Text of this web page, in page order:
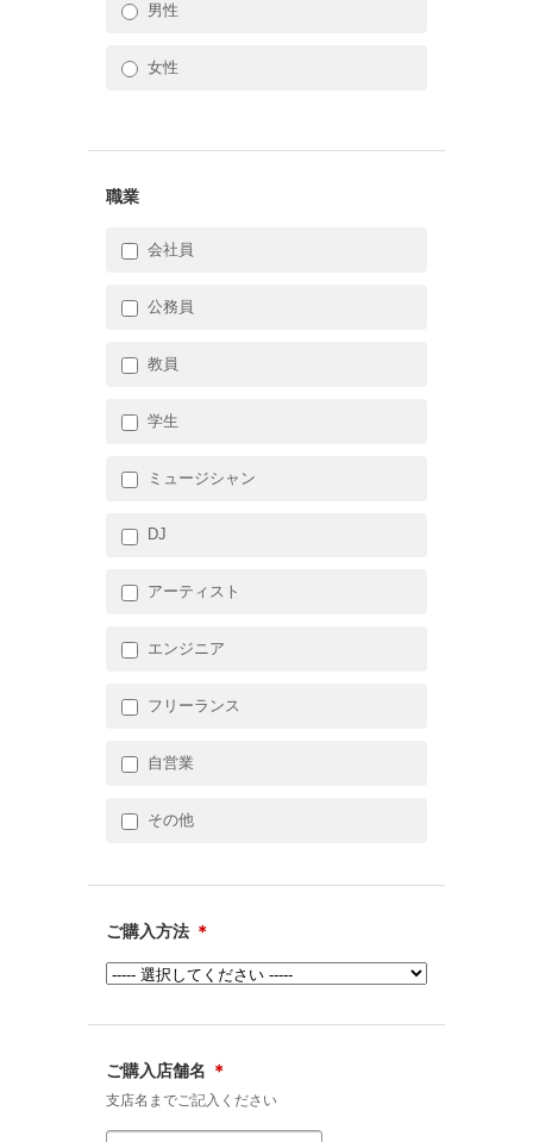
男性
女性
職業
会社員
公務員
教員
学生
ミュージシャン
DJ
アーティスト
エンジニア
フリーランス
自営業
その他
ご購入方法 ＊
ご購入店舗名 ＊
支店名までご記入ください